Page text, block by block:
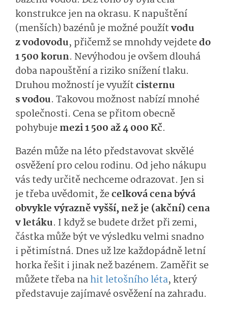
konstrukce jen na okrasu. K napuštění
(menších) bazénů je možné použítvodu
z vodovodu, přičemž se mnohdy vejdetedo
1 500 korun. Nevýhodou je ovšem dlouhá
doba napouštění a riziko snížení tlaku.
Druhou možností je využítcisternu
s vodou. Takovou možnost nabízí mnohé
společnosti. Cena se přitom obecně
pohybujemezi1 500 až 4 000 Kč.
Bazén může na léto představovat skvělé
osvěžení pro celou rodinu. Od jeho nákupu
vás tedy určitě nechceme odrazovat. Jen si
je třeba uvědomit, žecelková cena bývá
obvykle výrazně vyšší, než je (akční) cena
v letáku. I když sebudete držet při zemi,
částka může být ve výsledku velmi snadno
i pětimístná. Dnes už lze každopádně letní
horka řešit i jinak než bazénem. Zaměřit se
můžete třeba nahit letošního léta, který
představuje zajímavé osvěžení na zahradu.